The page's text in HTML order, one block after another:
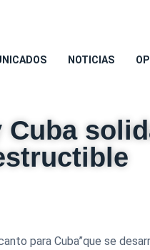
NOTICIAS
Cuba
para Cuba”que se